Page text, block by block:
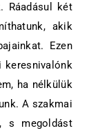
Ráadásul két
akik
Ezen
keresnivalónk
ha nélkülük
A szakmai
s megoldást